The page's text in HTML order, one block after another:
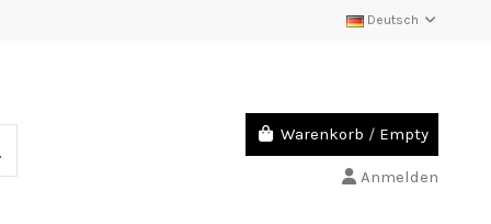
Deutsch
Warenkorb / Empty
Anmelden